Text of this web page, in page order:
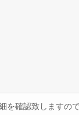
を確認致しますの